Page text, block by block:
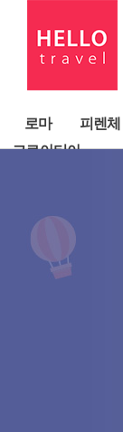
로마 피렌체
크로아티아